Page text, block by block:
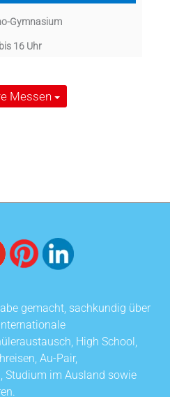
Gymnasium
16 Uhr
Messen
gemacht, sachkundig über
High School,
Au-Pair,
Studium im Ausland sowie